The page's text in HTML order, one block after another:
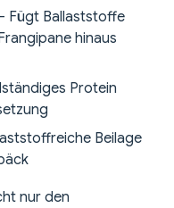
- Fügt Ballaststoffe
hinaus
Protein
Beilage
nur den